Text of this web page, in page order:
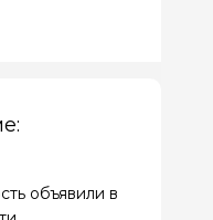
объявили в